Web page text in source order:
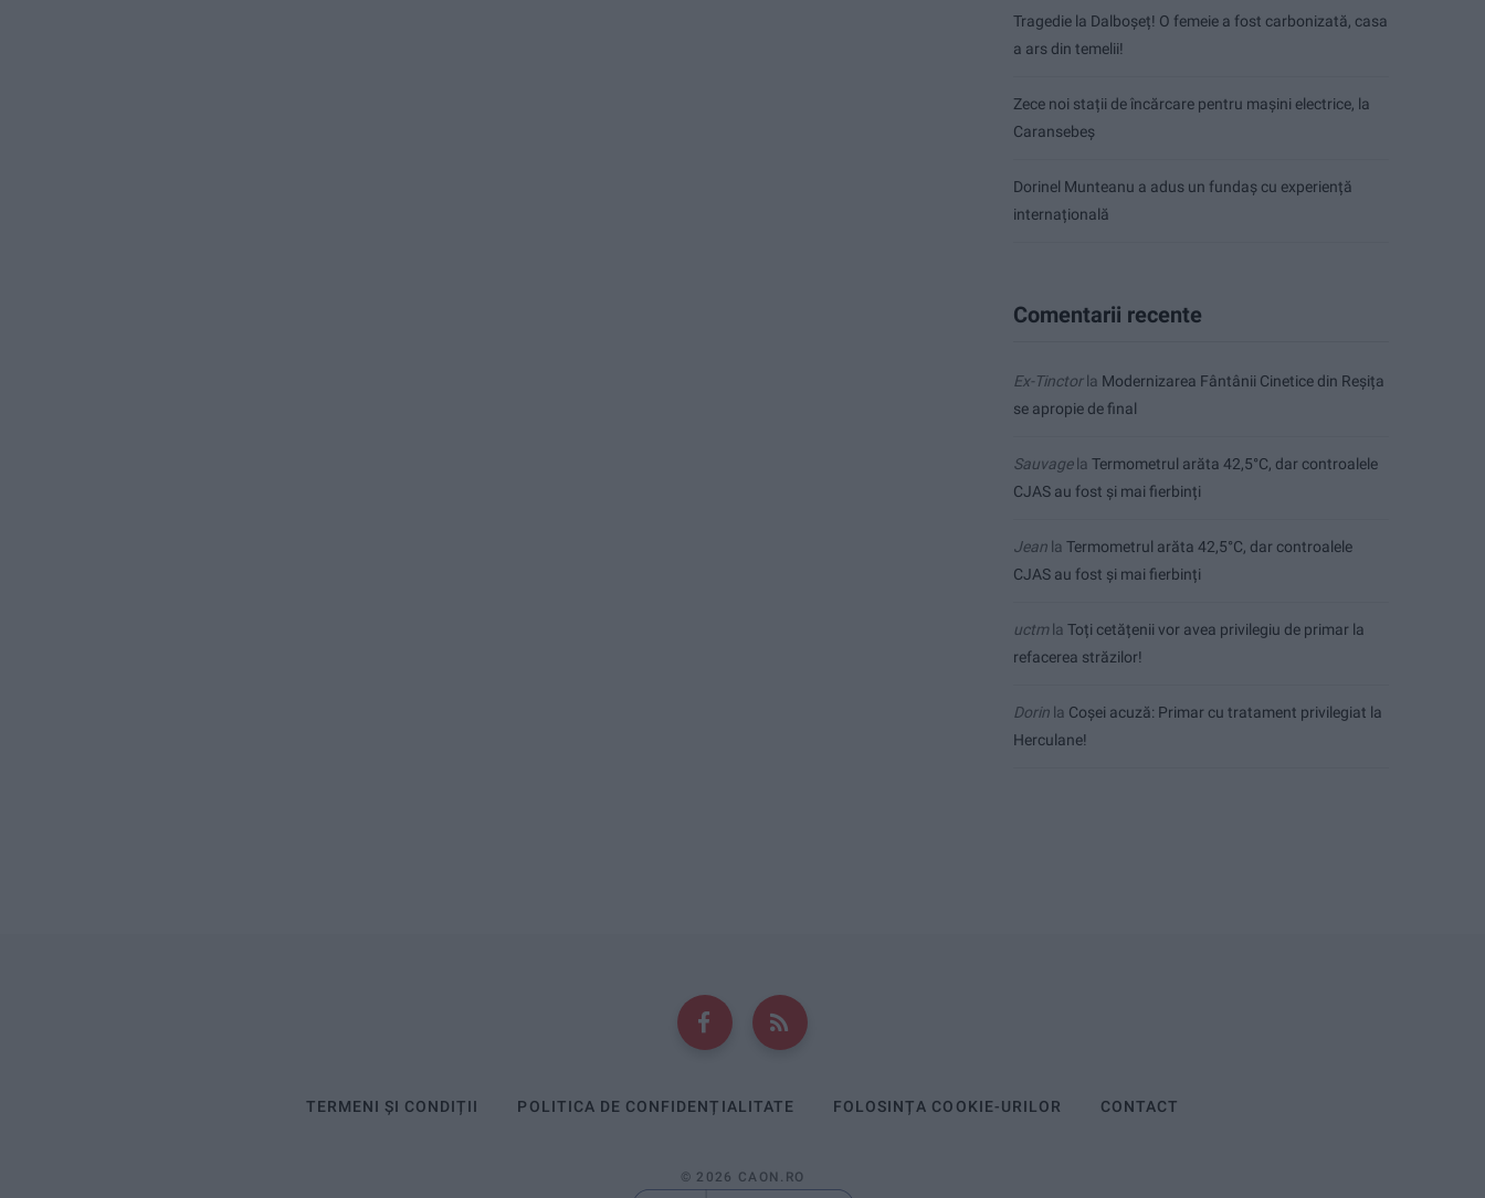
Tragedie la Dalboşeț! O femeie a fost carbonizată, casa
a ars din temelii!
Zece noi stații de încărcare pentru mașini electrice, la
Caransebeș
Dorinel Munteanu a adus un fundaș cu experiență
internațională
Comentarii recente
Ex-Tinctorla Modernizarea Fântânii Cinetice din Reșița
se apropie de final
Sauvagela Termometrul arăta 42,5°C, dar controalele
CJAS au fost și mai fierbinți
Jean la Termometrul arăta 42,5°C, dar controalele
CJAS au fost și mai fierbinți
uctmla Toți cetățenii vor avea privilegiu de primar la
refacerea străzilor!
Dorin la Coșei acuză: Primar cu tratament privilegiat la
Herculane!
TERMENI ȘI CONDIȚII POLITICA DE CONFIDENȚIALITATE FOLOSINȚA COOKIE-URILOR CONTACT
© 2026 CAON.RO